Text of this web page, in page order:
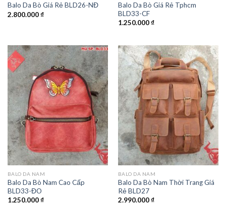
Balo Da Bò Giá Rẻ BLD26-NĐ
2.800.000₫
Balo Da Bò Giá Rẻ Tphcm
BLD33-CF
1.250.000₫
BALO DA NAM
Balo Da Bò Nam Cao Cấp
BLD33-ĐO
1.250.000₫
BALO DA NAM
Balo Da Bò Nam Thời Trang Giá
Rẻ BLD27
2.990.000₫